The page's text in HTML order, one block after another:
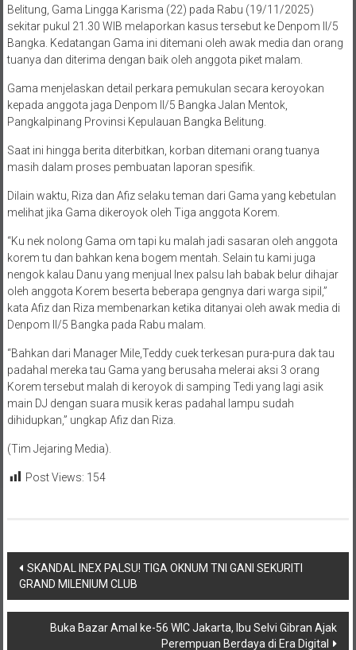
Belitung, Gama Lingga Karisma (22) pada Rabu (19/11/2025)
sekitar pukul 21.30 WIB melaporkan kasus tersebut ke Denpom II/5
Bangka. Kedatangan Gama ini ditemani oleh awak media dan orang
tuanya dan diterima dengan baik oleh anggota piket malam.
Gama menjelaskan detail perkara pemukulan secara keroyokan
kepada anggota jaga Denpom II/5 Bangka Jalan Mentok,
Pangkalpinang Provinsi Kepulauan Bangka Belitung.
Saat ini hingga berita diterbitkan, korban ditemani orang tuanya
masih dalam proses pembuatan laporan spesifik.
Dilain waktu, Riza dan Afiz selaku teman dari Gama yang kebetulan
melihat jika Gama dikeroyok oleh Tiga anggota Korem.
“Ku nek nolong Gama om tapi ku malah jadi sasaran oleh anggota
korem tu dan bahkan kena bogem mentah. Selain tu kami juga
nengok kalau Danu yang menjual Inex palsu lah babak belur dihajar
oleh anggota Korem beserta beberapa gengnya dari warga sipil,”
kata Afiz dan Riza membenarkan ketika ditanyai oleh awak media di
Denpom II/5 Bangka pada Rabu malam.
“Bahkan dari Manager Mile,Teddy cuek terkesan pura-pura dak tau
padahal mereka tau Gama yang berusaha melerai aksi 3 orang
Korem tersebut malah di keroyok di samping Tedi yang lagi asik
main DJ dengan suara musik keras padahal lampu sudah
dihidupkan,” ungkap Afiz dan Riza.
(Tim Jejaring Media).
Post Views: 154
Navigasi
pos
SKANDAL INEX PALSU! TIGA OKNUM TNI GANI SEKURITI
GRAND MILENIUM CLUB
Buka Bazar Amal ke-56 WIC Jakarta, Ibu Selvi Gibran Ajak
Perempuan Berdaya di Era Digital